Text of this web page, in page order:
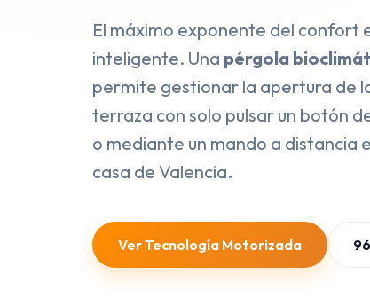
El máximo exponente del confort
inteligente. Una pérgola
permite gestionar la apertura de
terraza con solo pulsar un botón
o mediante un mando a distancia
casa de Valencia.
Ver Tecnología Motorizada